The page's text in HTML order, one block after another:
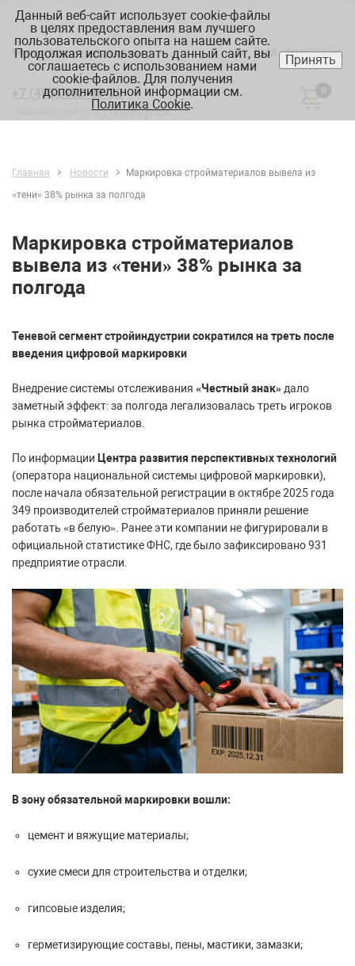
Вход Регистрация
Москва:склад, офис, график
+7 (495) 182-88-22
Минимальный заказ 10000 рублей
0
Главная Новости
Маркировка стройматериалов вывела из
«тени» 38% рынка за полгода
Маркировка стройматериалов
вывела из «тени» 38% рынка за
полгода
Теневой сегмент стройиндустрии сократился на треть после
введения цифровой маркировки
Внедрение системы отслеживания «Честный знак» дало
заметный эффект: за полгода легализовалась треть игроков
рынка стройматериалов.
По информации Центра развития перспективных технологий
(оператора национальной системы цифровой маркировки),
после начала обязательной регистрации в октябре 2025 года
349 производителей стройматериалов приняли решение
работать «в белую». Ранее эти компании не фигурировали в
официальной статистике ФНС, где было зафиксировано 931
предприятие отрасли.
В зону обязательной маркировки вошли:
цемент и вяжущие материалы;
сухие смеси для строительства и отделки;
гипсовые изделия;
герметизирующие составы, пены, мастики, замазки;
Данный веб-сайт использует cookie-файлы
в целях предоставления вам лучшего
пользовательского опыта на нашем сайте.
Продолжая использовать данный сайт, вы
соглашаетесь с использованием нами
cookie-файлов. Для получения
дополнительной информации см.
Политика Cookie.
Принять